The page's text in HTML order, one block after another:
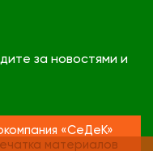
за новостями и
«СеДеК»
материалов